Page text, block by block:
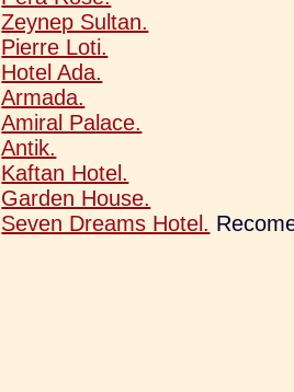
Zeynep Sultan.
Pierre Loti.
Hotel Ada.
Armada.
Amiral Palace.
Antik.
Kaftan Hotel.
Garden House.
Seven Dreams Hotel.